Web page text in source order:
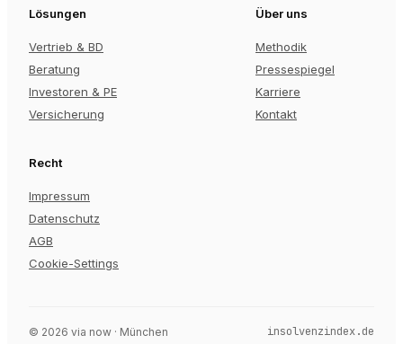
Lösungen
Vertrieb & BD
Beratung
Investoren & PE
Versicherung
Über uns
Methodik
Pressespiegel
Karriere
Kontakt
Recht
Impressum
Datenschutz
AGB
Cookie-Settings
© 2026 via now · München insolvenzindex.de